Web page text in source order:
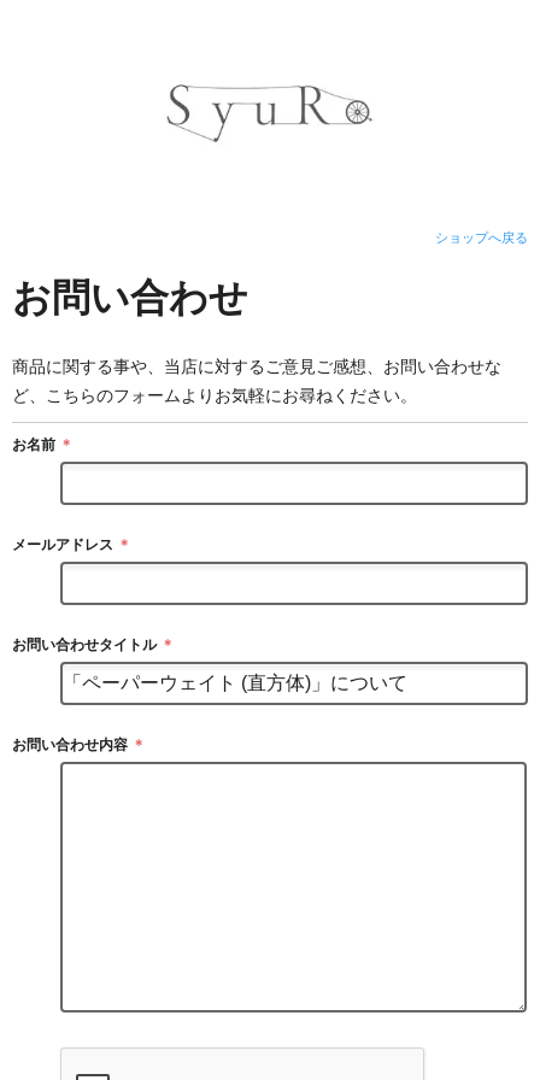
ショップへ戻る
お問い合わせ
商品に関する事や、当店に対するご意見ご感想、お問い合わせな
ど、こちらのフォームよりお気軽にお尋ねください。
お名前 ＊
メールアドレス ＊
お問い合わせタイトル ＊
お問い合わせ内容 ＊